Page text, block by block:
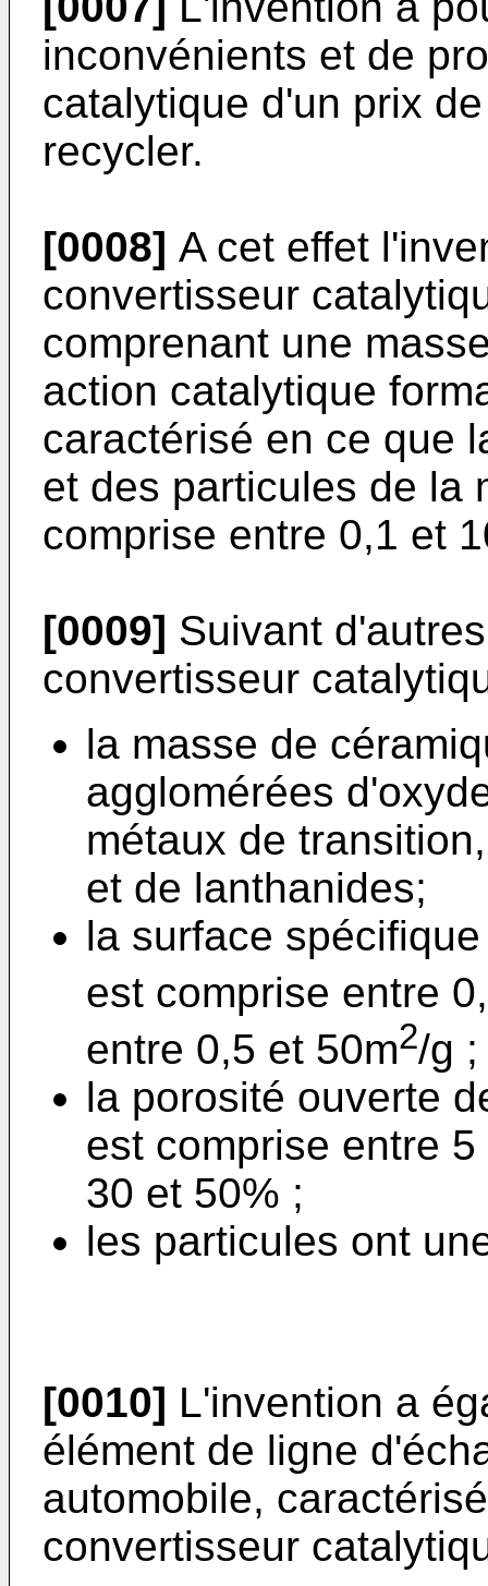
inconvénients et de
catalytique d'un prix
recycler.
[0008] A cet effet
convertisseur
comprenant une
action catalytique
caractérisé en ce que
et des particules de la
comprise entre 0,1 et
[0009] Suivant
convertisseur
la masse de
agglomérées
métaux de
et de lanthanides;
la surface
est comprise entre
entre 0,5 et 50m2/g ;
la porosité ouverte
est comprise entre
30 et 50% ;
les particules ont
[0010] L'invention a
élément de ligne
automobile,
convertisseur